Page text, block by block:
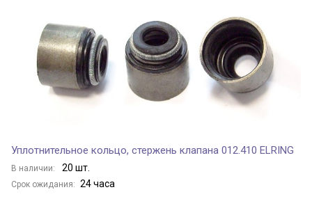
Уплотнительное кольцо, стержень клапана 012.410 ELRING
В наличии: 20 шт.
Срок ожидания: 24 часа